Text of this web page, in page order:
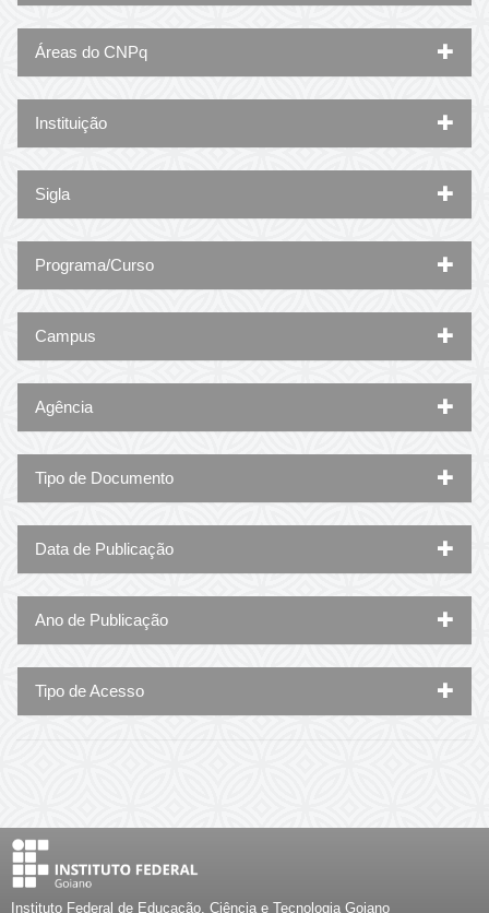
Áreas do CNPq
Instituição
Sigla
Programa/Curso
Campus
Agência
Tipo de Documento
Data de Publicação
Ano de Publicação
Tipo de Acesso
Instituto Federal de Educação, Ciência e Tecnologia Goiano